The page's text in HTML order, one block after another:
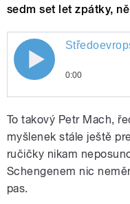
sedm set let zpátky,
0:00
To takový Petr Mach,
myšlenek stále ještě
ručičky nikam
Schengenem nic
pas.